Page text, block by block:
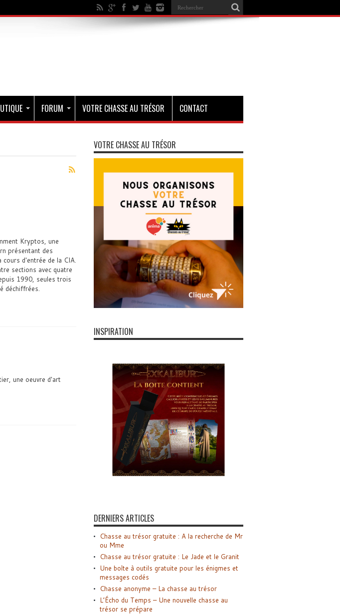
FORUM VOTRE CHASSE AU TRÉSOR CONTACT
Kryptos, une
présentant des
d'entrée de la CIA.
sections avec quatre
1990, seules trois
déchiffrées.
une oeuvre d'art
VOTRE CHASSE AU TRÉSOR
INSPIRATION
DERNIERS ARTICLES
Chasse au trésor gratuite : A la recherche de Mr
ou Mme
Chasse au trésor gratuite : Le Jade et le Granit
Une boîte à outils gratuite pour les énigmes et
messages codés
Chasse anonyme – La chasse au trésor
L’Écho du Temps – Une nouvelle chasse au
trésor se prépare